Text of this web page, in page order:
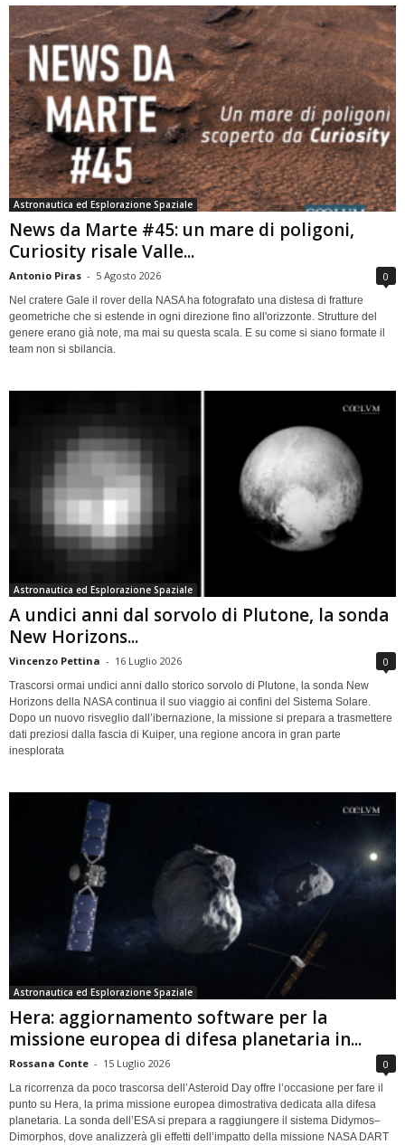
Astronautica ed Esplorazione Spaziale
News da Marte #45: un mare di poligoni,
Curiosity risale Valle...
Antonio Piras - 5 Agosto 2026 0
Nel cratere Gale il rover della NASA ha fotografato una distesa di fratture
geometriche che si estende in ogni direzione fino all'orizzonte. Strutture del
genere erano già note, ma mai su questa scala. E su come si siano formate il
team non si sbilancia.
Astronautica ed Esplorazione Spaziale
A undici anni dal sorvolo di Plutone, la sonda
New Horizons...
Vincenzo Pettina - 16 Luglio 2026 0
Trascorsi ormai undici anni dallo storico sorvolo di Plutone, la sonda New
Horizons della NASA continua il suo viaggio ai confini del Sistema Solare.
Dopo un nuovo risveglio dall’ibernazione, la missione si prepara a trasmettere
dati preziosi dalla fascia di Kuiper, una regione ancora in gran parte
inesplorata
Astronautica ed Esplorazione Spaziale
Hera: aggiornamento software per la
missione europea di difesa planetaria in...
Rossana Conte - 15 Luglio 2026 0
La ricorrenza da poco trascorsa dell’Asteroid Day offre l’occasione per fare il
punto su Hera, la prima missione europea dimostrativa dedicata alla difesa
planetaria. La sonda dell’ESA si prepara a raggiungere il sistema Didymos–
Dimorphos, dove analizzerà gli effetti dell’impatto della missione NASA DART